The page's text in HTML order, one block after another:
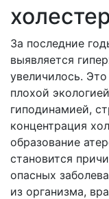
За последние
выявляется
увеличилось.
плохой
гиподинамией,
концентрация
образование
становится
опасных
из организма,